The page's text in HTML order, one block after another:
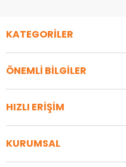
KATEGORİLER
ÖNEMLİ BİLGİLER
HIZLI ERİŞİM
KURUMSAL